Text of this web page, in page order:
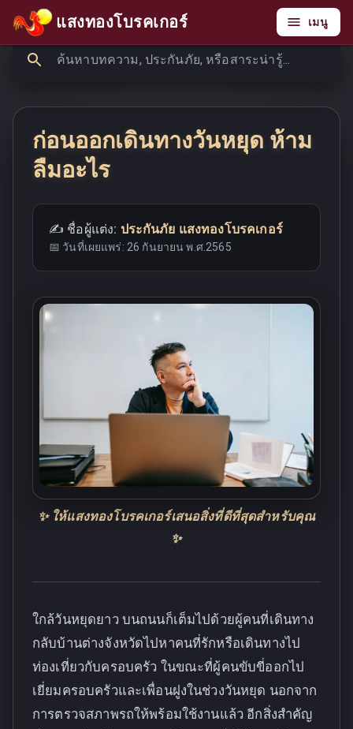
แสงทองโบรคเกอร์ เมนู
ก่อนออกเดินทางวันหยุด ห้าม
ลืมอะไร
✍️ ชื่อผู้แต่ง: ประกันภัย แสงทองโบรคเกอร์
📅 วันที่เผยแพร่: 26 กันยายน พ.ศ.2565
✨ ให้แสงทองโบรคเกอร์เสนอสิ่งที่ดีที่สุดสำหรับคุณ
✨
ใกล้วันหยุดยาว บนถนนก็เต็มไปด้วยผู้คนที่เดินทาง
กลับบ้านต่างจังหวัดไปหาคนที่รักหรือเดินทางไป
ท่องเที่ยวกับครอบครัว ในขณะที่ผู้คนขับขี่ออกไป
เยี่ยมครอบครัวและเพื่อนฝูงในช่วงวันหยุด นอกจาก
การตรวจสภาพรถให้พร้อมใช้งานแล้ว อีกสิ่งสำคัญ